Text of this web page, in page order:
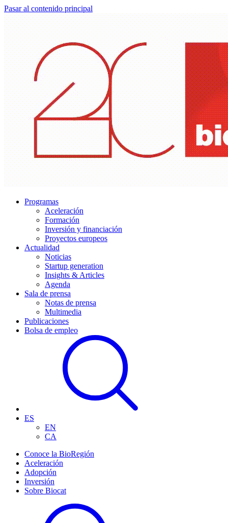
Pasar al contenido principal
Programas
Aceleración
Formación
Inversión y financiación
Proyectos europeos
Actualidad
Noticias
Startup generation
Insights & Articles
Agenda
Sala de prensa
Notas de prensa
Multimedia
Publicaciones
Bolsa de empleo
ES
EN
CA
Conoce la BioRegión
Aceleración
Adopción
Inversión
Sobre Biocat